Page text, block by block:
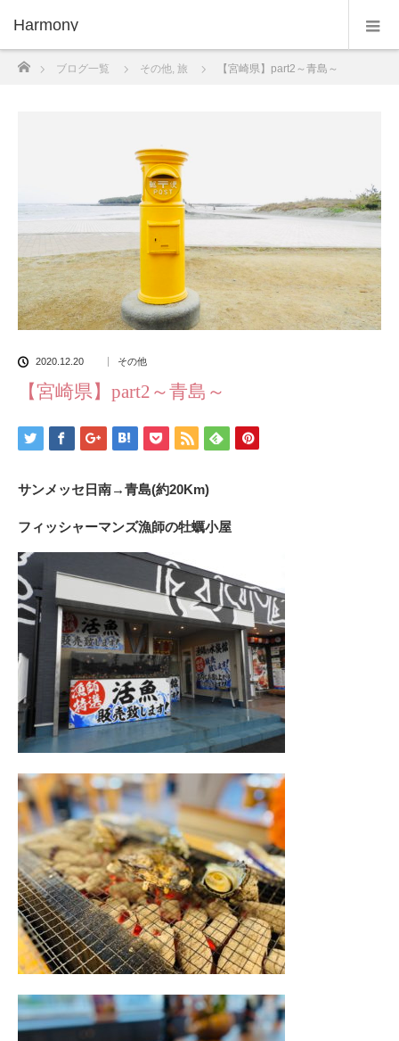
Harmony
ブログ一覧 その他, 旅 【宮崎県】part2～青島～
2020.12.20 その他
【宮崎県】part2～青島～
サンメッセ日南→青島(約20Km)
フィッシャーマンズ漁師の牡蠣小屋